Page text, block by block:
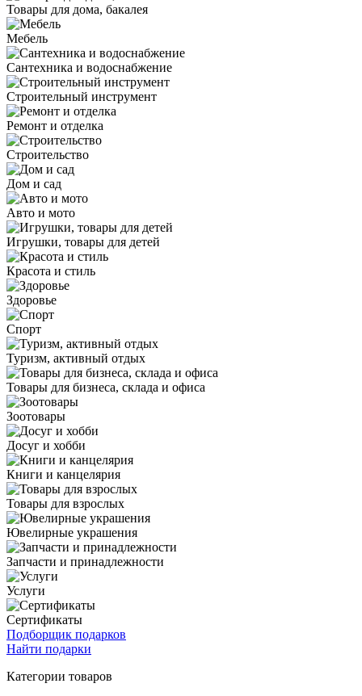
Товары для дома, бакалея
Мебель
Сантехника и водоснабжение
Строительный инструмент
Ремонт и отделка
Строительство
Дом и сад
Авто и мото
Игрушки, товары для детей
Красота и стиль
Здоровье
Спорт
Туризм, активный отдых
Товары для бизнеса, склада и офиса
Зоотовары
Досуг и хобби
Книги и канцелярия
Товары для взрослых
Ювелирные украшения
Запчасти и принадлежности
Услуги
Сертификаты
Подборщик подарков
Найти подарки
Категории товаров